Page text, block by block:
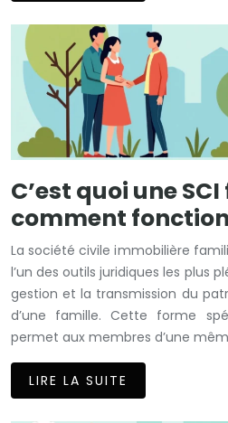
C’est quoi une
comment
La société civile immobilière
l’un des outils juridiques les plus
gestion et la transmission du
d’une famille. Cette forme
permet aux membres d’une
LIRE LA SUITE